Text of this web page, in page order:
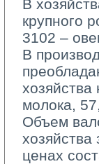
В
крупного
3102 –
В
молока,
Объем
хозяйства
ценах